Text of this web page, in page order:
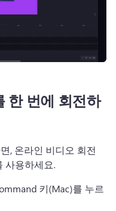
한 번에 회전하
, 온라인 비디오 회전
사용하세요.
키(Mac)를 누르